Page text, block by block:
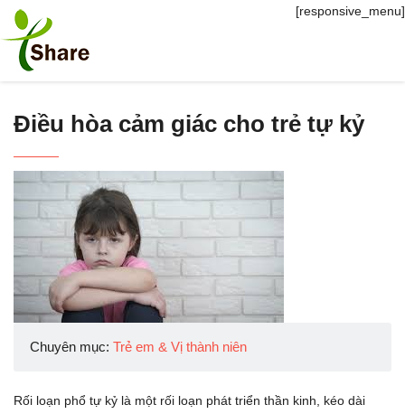
[responsive_menu]
Điều hòa cảm giác cho trẻ tự kỷ
Chuyên mục: Trẻ em & Vị thành niên
Rối loạn phổ tự kỷ là một rối loạn phát triển thần kinh, kéo dài